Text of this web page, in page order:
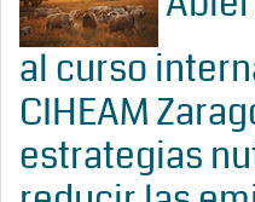
al curso
CIHEAM
estrategias